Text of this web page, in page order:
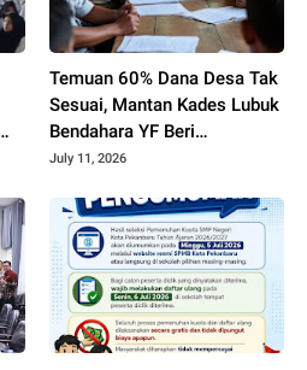
Temuan 60% Dana Desa Tak
Sesuai, Mantan Kades Lubuk
Bendahara YF Beri
Tanggapan
July 11, 2026